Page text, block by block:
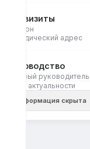
Реквизиты
Регион
Юридический адрес
Руководство
Первый руководитель
Дата актуальности
Информация скрыта